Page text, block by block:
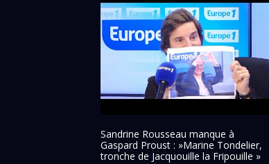
Sandrine Rousseau manque à
Gaspard Proust : »Marine Tondelier,
tronche de Jacquouille la Fripouille »